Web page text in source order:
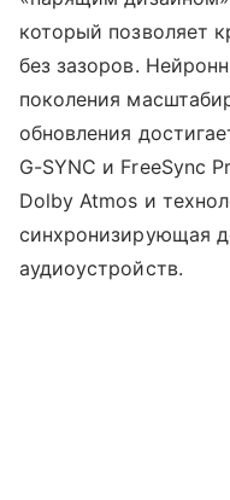
который позволяет
без зазоров.
поколения
обновления
G-SYNC и FreeSync
Dolby Atmos и
синхронизирующая
аудиоустройств.